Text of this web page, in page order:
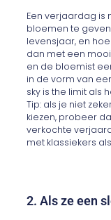
Een verjaardag is
bloemen te
levensjaar, en
dan met een
en de bloemist
in de vorm van
sky is the limit als
Tip: als je niet
kiezen, probeer
verkochte
met klassiekers
2. Als ze een